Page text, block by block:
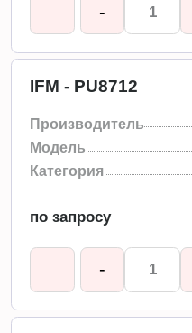
-
IFM - PU8712
Производитель
Модель
Категория
по запросу
-